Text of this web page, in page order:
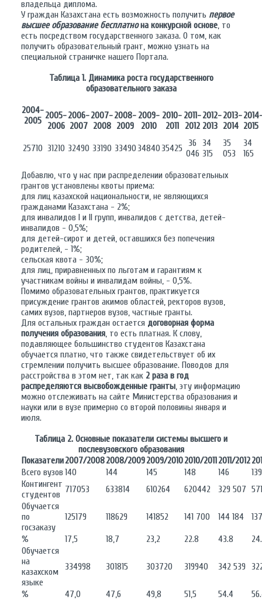
владельца диплома.
У граждан Казахстана есть возможность получить первое
высшее образование бесплатнона конкурсной основе, то
есть посредством государственного заказа. О том, как
получить образовательный грант, можно узнать на
специальной страничке нашего Портала.
Таблица 1. Динамика роста государственного
образовательного заказа
2004-
2005 2005-
2006
2006-
2007
2007-
2008
2008-
2009
2009-
2010
2010-
2011
2011-
2012
2012-
2013
2013-
2014 2015
25710 31210 32490 33190 334903484035425
36
046
34
315
35
053
34
165
Добавлю, что у нас при распределении образовательных
грантов установлены квоты приема:
для лиц казахской национальности, не являющихся
гражданами Казахстана - 2%;
для инвалидов I и II групп, инвалидов с детства, детей-
инвалидов - 0,5%;
для детей-сирот и детей, оставшихся без попечения
родителей, - 1%;
сельская квота - 30%;
для лиц, приравненных по льготам и гарантиям к
участникам войны и инвалидам войны, - 0,5%.
Помимо образовательных грантов, практикуется
присуждение грантов акимов областей, ректоров вузов,
самих вузов, партнеров вузов, частные гранты.
Для остальных граждан остается договорная форма
получения образования, то есть платная. К слову,
подавляющее большинство студентов Казахстана
обучается платно, что также свидетельствует об их
стремлении получить высшее образование. Поводов для
расстройства в этом нет, так как 2 раза в год
распределяются высвобожденные гранты, эту информацию
можно отслеживать на сайте Министерства образования и
науки или в вузе примерно со второй половины января и
июля.
Таблица 2. Основные показатели системы высшего и
послевузовского образования
Показатели2007/20082008/20092009/20102010/20112011/2012
Всего вузов 140 144 145 148 146
139
Контингент
студентов 717053 633814 610264 620442 329 507
Обучается
по
госзаказу
125179 118629 141852 141 700 144 184
% 17,5 18,7 23,2 22.8 43.8
Обучается
на
казахском
языке
334998 301815 303720 319940 342 539
% 47,0 47,6 49,8 51,5 54.4